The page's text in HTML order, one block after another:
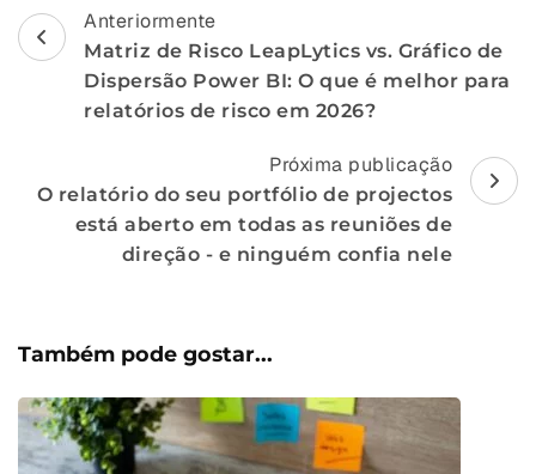
Navegação
de
postagem
Anteriormente
Matriz de Risco LeapLytics vs. Gráfico de
Dispersão Power BI: O que é melhor para
relatórios de risco em 2026?
Próxima publicação
O relatório do seu portfólio de projectos
está aberto em todas as reuniões de
direção - e ninguém confia nele
Também pode gostar...